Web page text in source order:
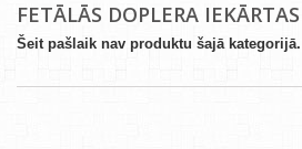
FETĀLĀS DOPLERA IEKĀRTAS
Šeit pašlaik nav produktu šajā kategorijā.